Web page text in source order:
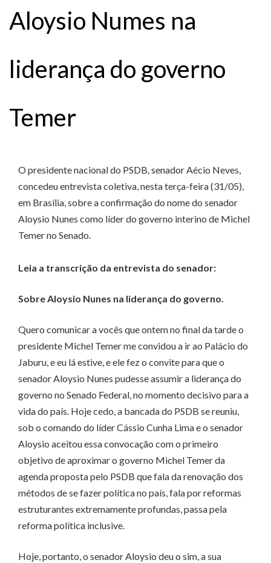
Aloysio Numes na
liderança do governo
Temer
O presidente nacional do PSDB, senador Aécio Neves,
concedeu entrevista coletiva, nesta terça-feira (31/05),
em Brasília, sobre a confirmação do nome do senador
Aloysio Nunes como líder do governo interino de Michel
Temer no Senado.
Leia a transcrição da entrevista do senador:
Sobre Aloysio Nunes na liderança do governo.
Quero comunicar a vocês que ontem no final da tarde o
presidente Michel Temer me convidou a ir ao Palácio do
Jaburu, e eu lá estive, e ele fez o convite para que o
senador Aloysio Nunes pudesse assumir a liderança do
governo no Senado Federal, no momento decisivo para a
vida do país. Hoje cedo, a bancada do PSDB se reuniu,
sob o comando do líder Cássio Cunha Lima e o senador
Aloysio aceitou essa convocação com o primeiro
objetivo de aproximar o governo Michel Temer da
agenda proposta pelo PSDB que fala da renovação dos
métodos de se fazer política no país, fala por reformas
estruturantes extremamente profundas, passa pela
reforma política inclusive.
Hoje, portanto, o senador Aloysio deu o sim, a sua